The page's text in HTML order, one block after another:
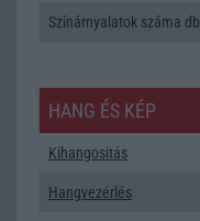
Színárnyalatok száma db
HANG ÉS KÉP
Kihangositás
Hangvezérlés